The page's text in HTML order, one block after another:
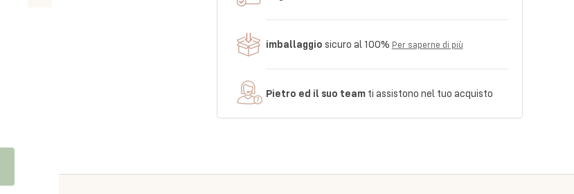
imballaggio sicuro al 100% Per saperne di più
Pietro ed il suo teamti assistono nel tuo acquisto